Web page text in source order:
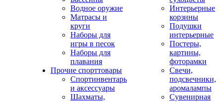
Водное оружие
Матрасы и
круги
Наборы для
игры в песок
Наборы для
плавания
Прочие спорттовары
Спортинвентарь
и аксессуары
Шахматы,
Интерьерные
корзины
Подушки
интерьерные
Постеры,
картины,
фоторамки
Свечи,
подсвечники,
аромалампы
Сувенирная